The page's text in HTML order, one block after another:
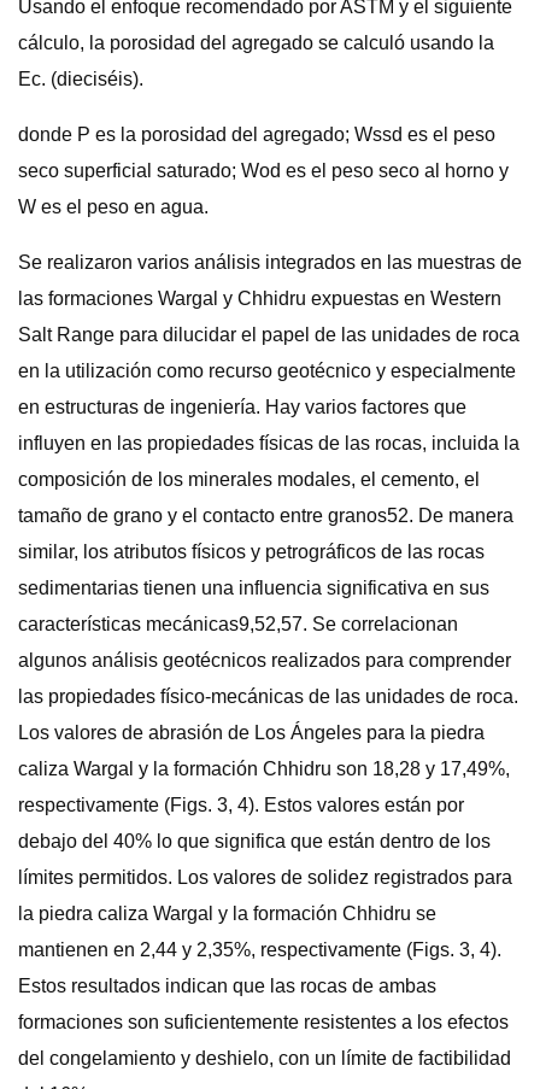
Usando el enfoque recomendado por ASTM y el siguiente
cálculo, la porosidad del agregado se calculó usando la
Ec. (dieciséis).
donde P es la porosidad del agregado; Wssd es el peso
seco superficial saturado; Wod es el peso seco al horno y
W es el peso en agua.
Se realizaron varios análisis integrados en las muestras de
las formaciones Wargal y Chhidru expuestas en Western
Salt Range para dilucidar el papel de las unidades de roca
en la utilización como recurso geotécnico y especialmente
en estructuras de ingeniería. Hay varios factores que
influyen en las propiedades físicas de las rocas, incluida la
composición de los minerales modales, el cemento, el
tamaño de grano y el contacto entre granos52. De manera
similar, los atributos físicos y petrográficos de las rocas
sedimentarias tienen una influencia significativa en sus
características mecánicas9,52,57. Se correlacionan
algunos análisis geotécnicos realizados para comprender
las propiedades físico-mecánicas de las unidades de roca.
Los valores de abrasión de Los Ángeles para la piedra
caliza Wargal y la formación Chhidru son 18,28 y 17,49%,
respectivamente (Figs. 3, 4). Estos valores están por
debajo del 40% lo que significa que están dentro de los
límites permitidos. Los valores de solidez registrados para
la piedra caliza Wargal y la formación Chhidru se
mantienen en 2,44 y 2,35%, respectivamente (Figs. 3, 4).
Estos resultados indican que las rocas de ambas
formaciones son suficientemente resistentes a los efectos
del congelamiento y deshielo, con un límite de factibilidad